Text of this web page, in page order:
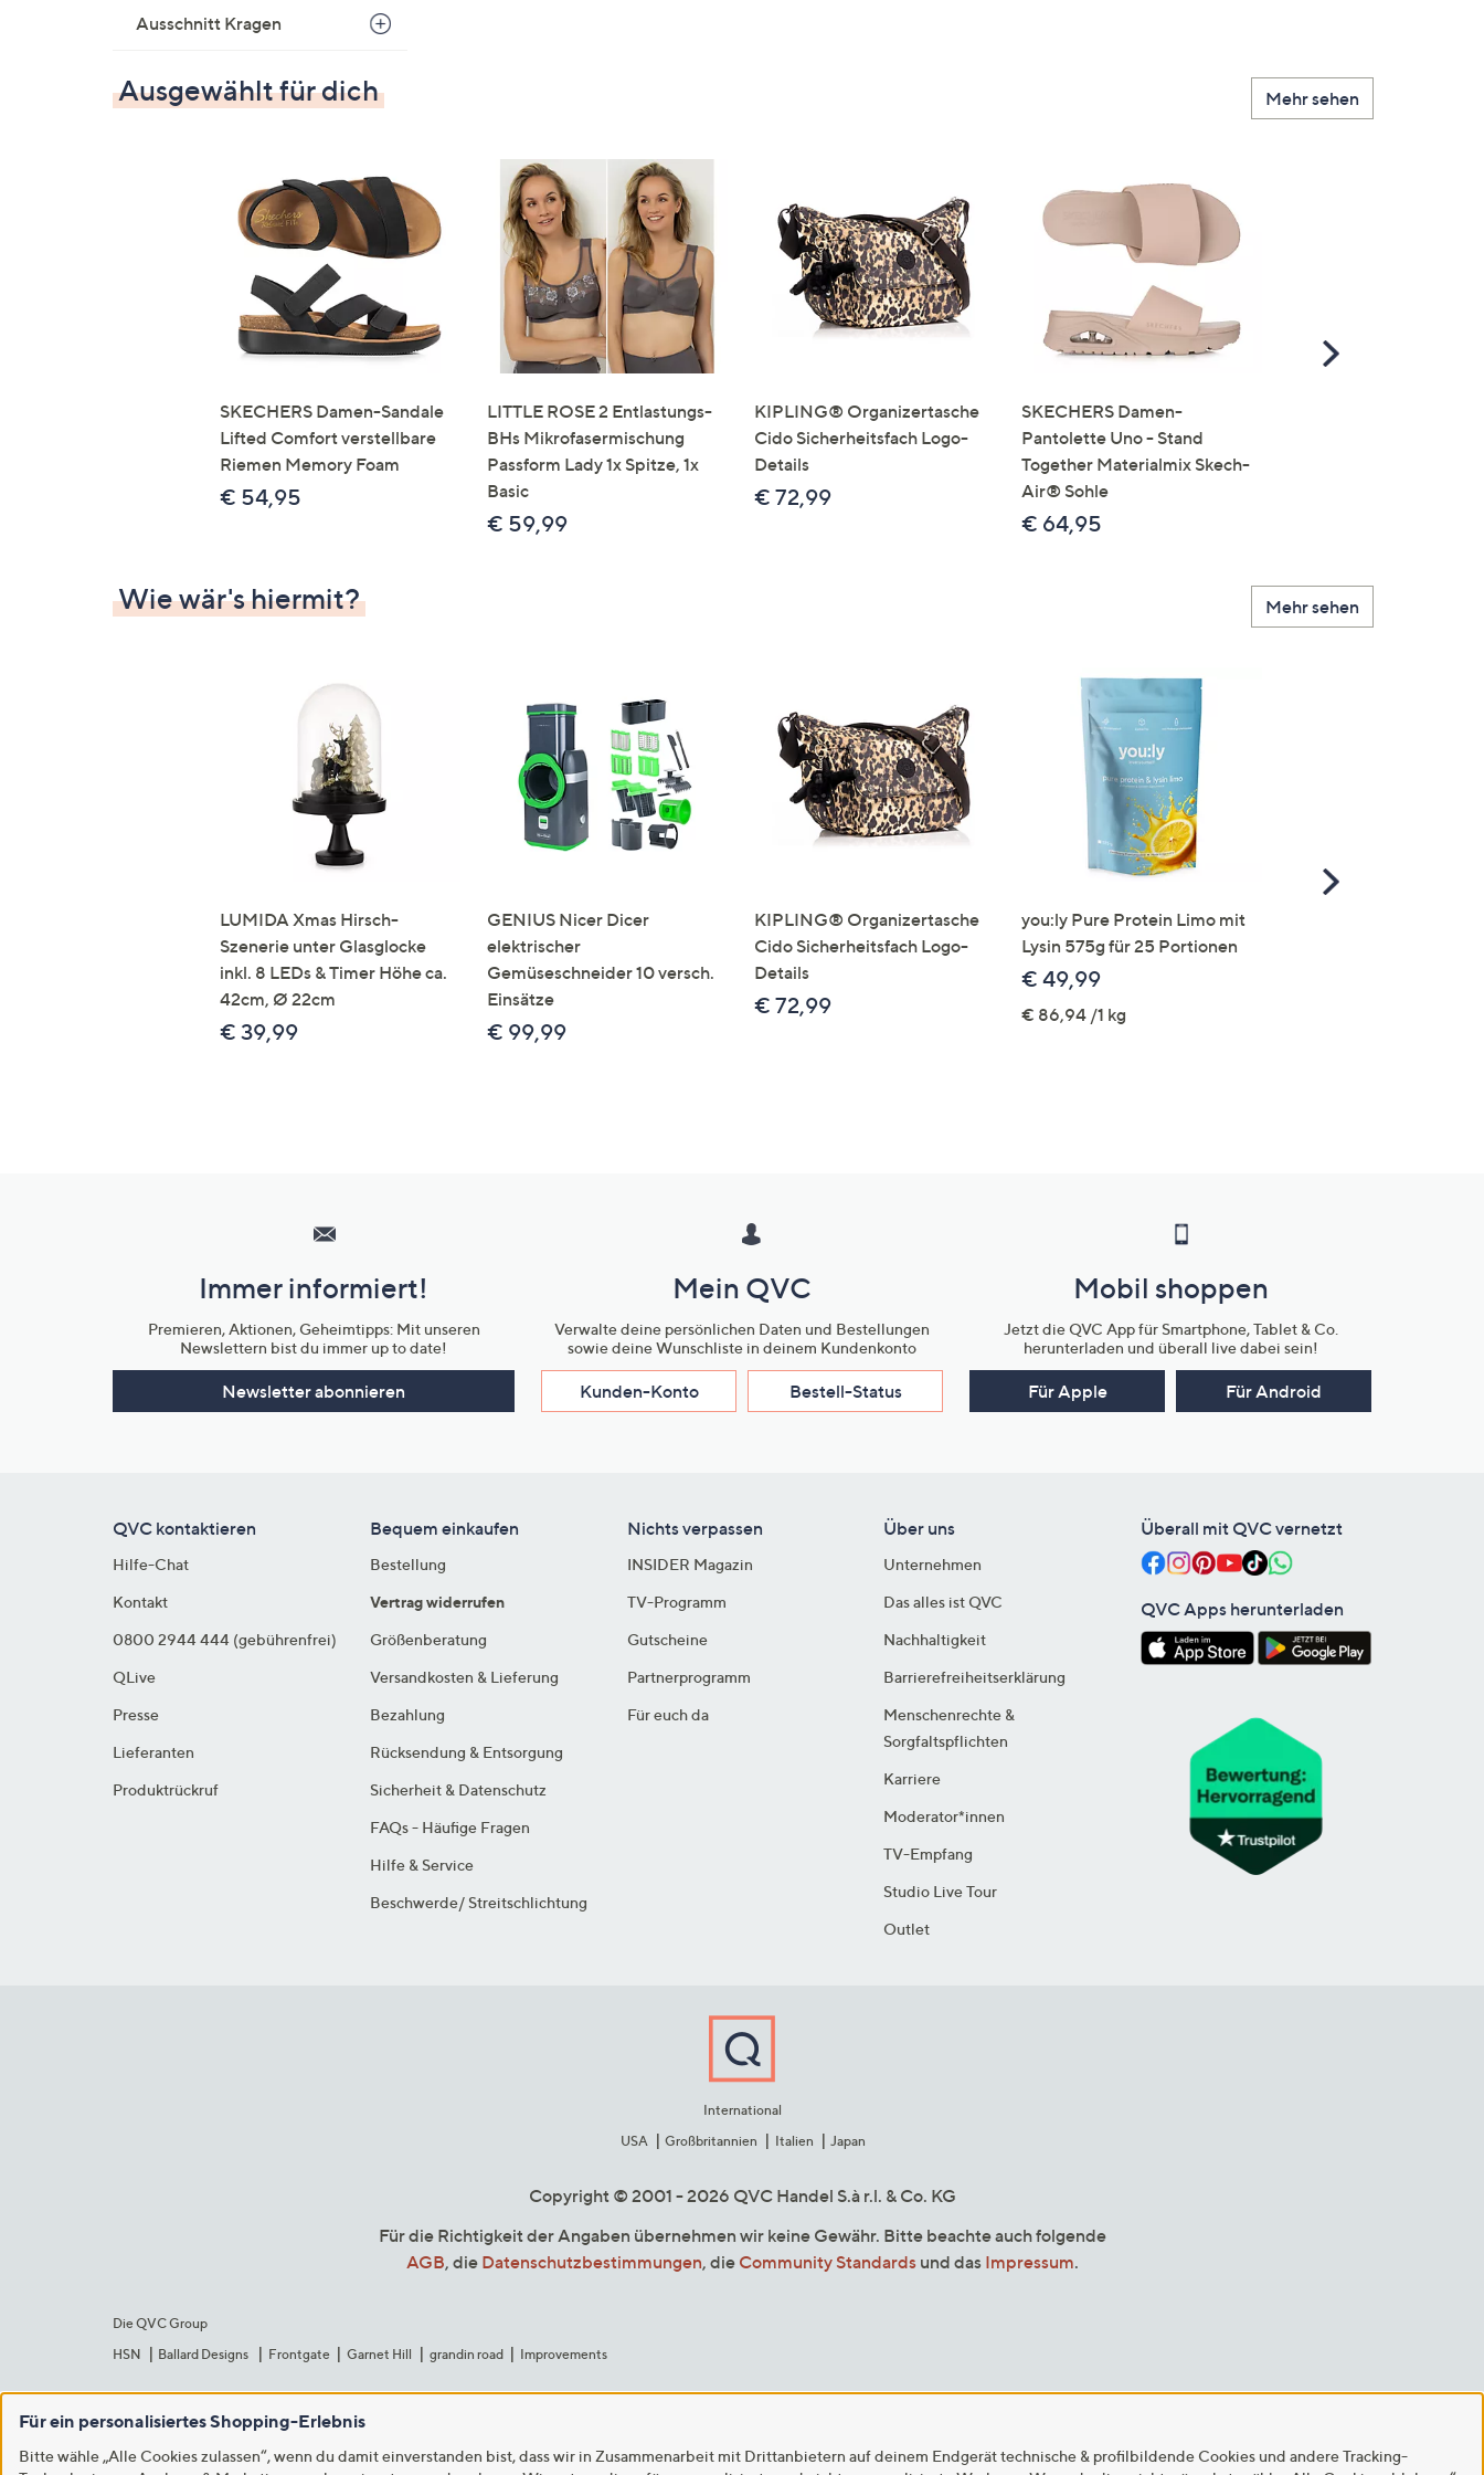
Ausschnitt Kragen
Ausgewählt für dich Mehr sehen
SKECHERS Damen-Sandale
Lifted Comfort verstellbare
Riemen Memory Foam
€ 54,95
LITTLE ROSE 2 Entlastungs-
BHs Mikrofasermischung
Passform Lady 1x Spitze, 1x
Basic
€ 59,99
KIPLING® Organizertasche
Cido Sicherheitsfach Logo-
Details
€ 72,99
SKECHERS Damen-
Pantolette Uno - Stand
Together Materialmix Skech-
Air® Sohle
€ 64,95
Scroll
Wie wär's hiermit? Mehr sehen
LUMIDA Xmas Hirsch-
Szenerie unter Glasglocke
inkl. 8 LEDs & Timer Höhe ca.
42cm, Ø 22cm
€ 39,99
GENIUS Nicer Dicer
elektrischer
Gemüseschneider 10 versch.
Einsätze
€ 99,99
KIPLING® Organizertasche
Cido Sicherheitsfach Logo-
Details
€ 72,99
you:ly Pure Protein Limo mit
Lysin 575g für 25 Portionen
€ 49,99
€ 86,94 /1 kg
Scroll
Unternehmensinformationen
Immer informiert!
Premieren, Aktionen, Geheimtipps: Mit unseren
Newslettern bist du immer up to date!
Newsletter abonnieren
Mein QVC
Verwalte deine persönlichen Daten und Bestellungen
sowie deine Wunschliste in deinem Kundenkonto
Kunden-Konto Bestell-Status
Mobil shoppen
Jetzt die QVC App für Smartphone, Tablet & Co.
herunterladen und überall live dabei sein!
Für Apple Für Android
QVC kontaktieren
Hilfe-Chat
Kontakt
0800 2944 444 (gebührenfrei)
QLive
Presse
Lieferanten
Produktrückruf
Bequem einkaufen
Bestellung
Vertrag widerrufen
Größenberatung
Versandkosten & Lieferung
Bezahlung
Rücksendung & Entsorgung
Sicherheit & Datenschutz
FAQs - Häufige Fragen
Hilfe & Service
Beschwerde/ Streitschlichtung
Nichts verpassen
INSIDER Magazin
TV-Programm
Gutscheine
Partnerprogramm
Für euch da
Über uns
Unternehmen
Das alles ist QVC
Nachhaltigkeit
Barrierefreiheitserklärung
Menschenrechte &
Sorgfaltspflichten
Karriere
Moderator*innen
TV-Empfang
Studio Live Tour
Outlet
Überall mit QVC vernetzt
QVC Apps herunterladen
International
USA
Großbritannien Italien Japan
Copyright © 2001 - 2026 QVC Handel S.à r.l. & Co. KG
Für die Richtigkeit der Angaben übernehmen wir keine Gewähr. Bitte beachte auch folgende
AGB, die Datenschutzbestimmungen, die Community Standardsund das Impressum.
Die QVC Group
HSN
Ballard Designs Frontgate Garnet Hill grandin road Improvements
Für ein personalisiertes Shopping-Erlebnis
Bitte wähle „Alle Cookies zulassen“, wenn du damit einverstanden bist, dass wir in Zusammenarbeit mit Drittanbietern auf deinem Endgerät technische & profilbildende Cookies und andere Tracking-